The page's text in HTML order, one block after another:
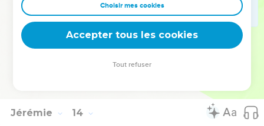
*prostitutions exécrables, tes idoles abominables sur toutes
les hauteurs, dans la campagne. Malheur à toi, Jérusalem !
Jusques à quand resteras-tu impure ? »
La Bible Du Semeur Copyright © 1992, 1999 by Biblica, Inc.® Used by permission.
Jérémie 14
Choisir mes cookies
Accepter tous les cookies
Tout refuser